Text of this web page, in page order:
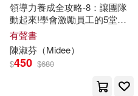
領導力養成全攻略-8：讓團隊
動起來!學會激勵員工的5堂課
(有聲書)
有聲書
陳淑芬 （Midee）
$450 $680